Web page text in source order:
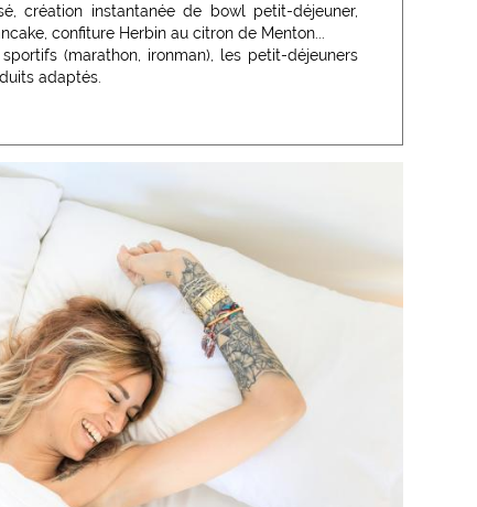
création instantanée de bowl petit-déjeuner,
confiture Herbin au citron de Menton...
(marathon, ironman), les petit-déjeuners
adaptés.